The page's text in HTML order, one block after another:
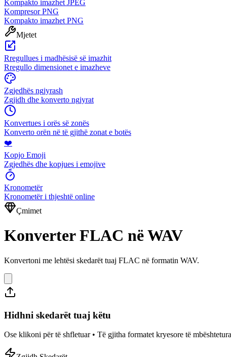
Kompakto imazhet JPEG
Kompresor PNG
Kompakto imazhet PNG
Mjetet
Rregullues i madhësisë së imazhit
Rregullo dimensionet e imazheve
Zgjedhës ngjyrash
Zgjidh dhe konverto ngjyrat
Konvertues i orës së zonës
Konverto orën në të gjithë zonat e botës
❤️
Kopjo Emoji
Zgjedhës dhe kopjues i emojive
Kronometër
Kronometër i thjeshtë online
Çmimet
Konverter FLAC në WAV
Konvertoni me lehtësi skedarët tuaj FLAC në formatin WAV.
Hidhni skedarët tuaj këtu
Ose klikoni për të shfletuar • Të gjitha formatet kryesore të